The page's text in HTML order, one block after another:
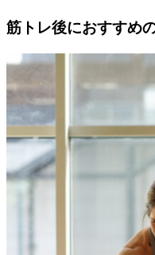
筋トレ後におすすめ